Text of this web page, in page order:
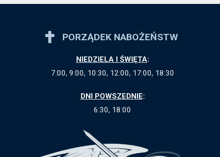
PORZĄDEK NABOŻEŃSTW
NIEDZIELA I ŚWIĘTA:
7:00, 9:00, 10:30, 12:00, 17:00, 18:30
DNI POWSZEDNIE:
6:30, 18:00